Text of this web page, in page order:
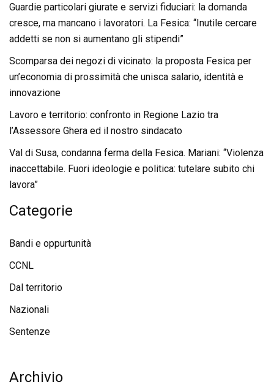
Guardie particolari giurate e servizi fiduciari: la domanda
cresce, ma mancano i lavoratori. La Fesica: “Inutile cercare
addetti se non si aumentano gli stipendi”
Scomparsa dei negozi di vicinato: la proposta Fesica per
un’economia di prossimità che unisca salario, identità e
innovazione
Lavoro e territorio: confronto in Regione Lazio tra
l’Assessore Ghera ed il nostro sindacato
Val di Susa, condanna ferma della Fesica. Mariani: “Violenza
inaccettabile. Fuori ideologie e politica: tutelare subito chi
lavora”
Categorie
Bandi e oppurtunità
CCNL
Dal territorio
Nazionali
Sentenze
Archivio